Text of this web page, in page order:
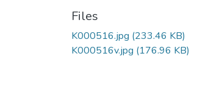
Files
K000516.jpg (233.46 KB)
K000516v.jpg (176.96 KB)